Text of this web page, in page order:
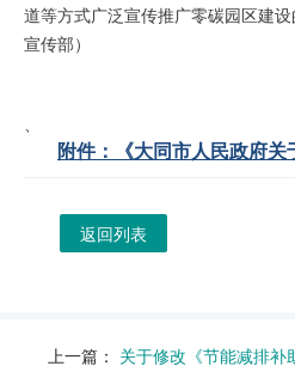
道等方式广泛宣传推广零碳园区建
宣传部）
附件：《大同市人民政府
返回列表
上一篇： 关于修改《节能减排补